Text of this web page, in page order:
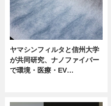
ヤマシンフィルタと信州大学
が共同研究、ナノファイバー
で環境・医療・EV…